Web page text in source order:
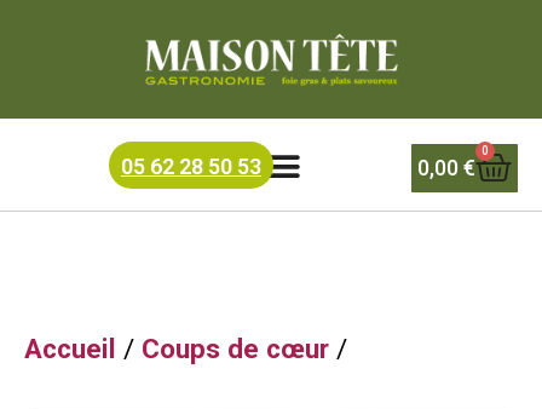
05 62 28 50 53 0,00€
0
Recettes du terroir/ LENTILLES au confit de
Accueil / Coups de cœur /